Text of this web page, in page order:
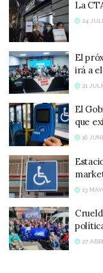
La
24
El
irá a
21
El
que
16
13
27